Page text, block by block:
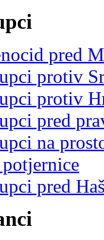
pred
protiv
protiv
pred
na
pred